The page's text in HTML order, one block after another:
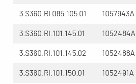
3.S360.RI.085.105.01 1057943A
3.S360.RI.101.145.01 1052484A
3.S360.RI.101.145.02 1052488A
3.S360.RI.101.150.01 1052491A